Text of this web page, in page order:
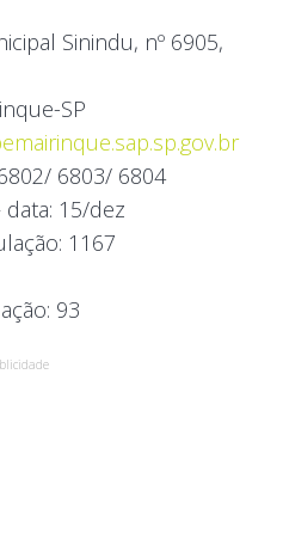
Sinindu, nº 6905,
SP
6803/ 6804
data: 15/dez
1167
93